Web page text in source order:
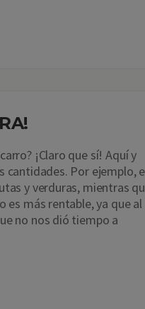
¡Claro que sí! Aquí y
cantidades. Por ejemplo,
y verduras, mientras
es más rentable, ya que al
no nos dió tiempo a